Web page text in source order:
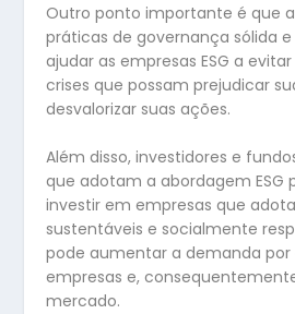
Outro ponto importante é que
práticas de governança sólida
ajudar as empresas ESG a
crises que possam prejudicar
desvalorizar suas ações.
Além disso, investidores e
que adotam a abordagem ESG
investir em empresas que
sustentáveis e socialmente
pode aumentar a demanda por
empresas e,
mercado.